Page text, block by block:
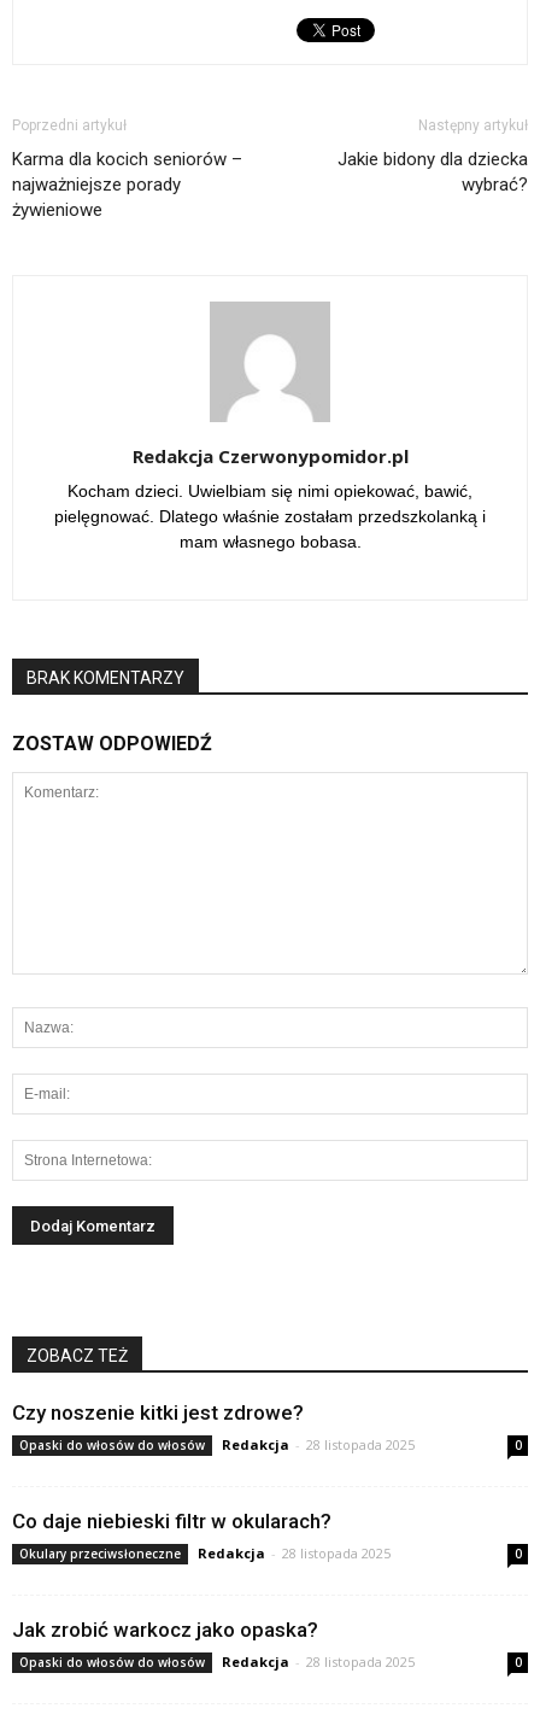
Poprzedni artykuł
Karma dla kocich seniorów –
najważniejsze porady
żywieniowe
Następny artykuł
Jakie bidony dla dziecka
wybrać?
Redakcja Czerwonypomidor.pl
Kocham dzieci. Uwielbiam się nimi opiekować, bawić,
pielęgnować. Dlatego właśnie zostałam przedszkolanką i
mam własnego bobasa.
BRAK KOMENTARZY
ZOSTAW ODPOWIEDŹ
ZOBACZ TEŻ
Czy noszenie kitki jest zdrowe?
Opaski do włosów do włosów Redakcja - 28 listopada 2025 0
Co daje niebieski filtr w okularach?
Okulary przeciwsłoneczne Redakcja - 28 listopada 2025 0
Jak zrobić warkocz jako opaska?
Opaski do włosów do włosów Redakcja - 28 listopada 2025 0